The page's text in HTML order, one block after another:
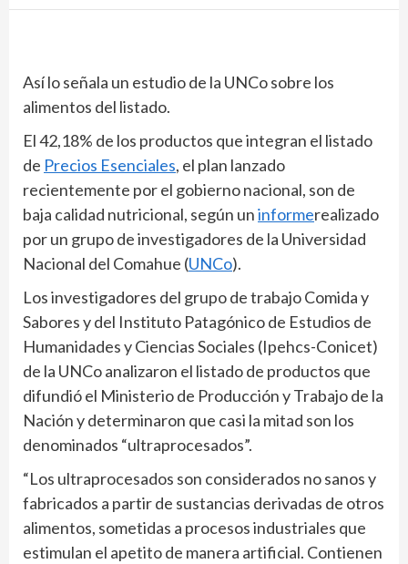
Así lo señala un estudio de la UNCo sobre los
alimentos del listado.
El 42,18% de los productos que integran el listado
de Precios Esenciales, el plan lanzado
recientemente por el gobierno nacional, son de
baja calidad nutricional, según uninformerealizado
por un grupo de investigadores de la Universidad
Nacional del Comahue (UNCo).
Los investigadores del grupo de trabajo Comida y
Sabores y del Instituto Patagónico de Estudios de
Humanidades y Ciencias Sociales (Ipehcs-Conicet)
de la UNCo analizaron el listado de productos que
difundió el Ministerio de Producción y Trabajo de la
Nación y determinaron que casi la mitad son los
denominados “ultraprocesados”.
“Los ultraprocesados son considerados no sanos y
fabricados a partir de sustancias derivadas de otros
alimentos, sometidas a procesos industriales que
estimulan el apetito de manera artificial. Contienen